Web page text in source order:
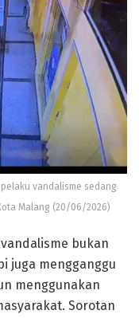
vandalisme sedang
Malang (20/06/2026)
bukan
juga mengganggu
menggunakan
Sorotan